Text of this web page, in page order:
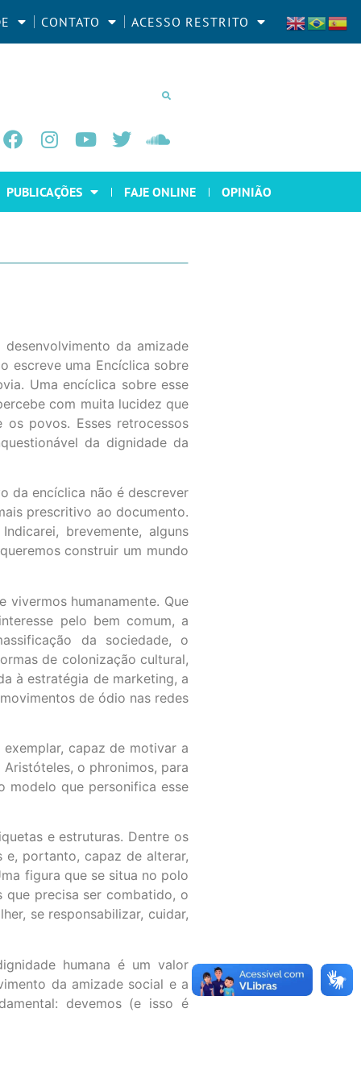
CONTATO ACESSO RESTRITO
PUBLICAÇÕES FAJE ONLINE OPINIÃO
da amizade
escreve uma Encíclica sobre
Uma encíclica sobre esse
com muita lucidez que
povos. Esses retrocessos
da dignidade da
da encíclica não é descrever
prescritivo ao documento.
brevemente, alguns
construir um mundo
vivermos humanamente. Que
pelo bem comum, a
da sociedade, o
de colonização cultural,
à estratégia de marketing, a
de ódio nas redes
capaz de motivar a
o phronimos, para
modelo que personifica esse
e estruturas. Dentre os
e, portanto, capaz de alterar,
figura que se situa no polo
que precisa ser combatido, o
se responsabilizar, cuidar,
humana é um valor
da amizade social e a
devemos (e isso é